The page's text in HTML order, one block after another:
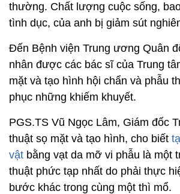
thường. Chất lượng cuộc sống,
tình dục, của anh bị giảm sút
Đến Bệnh viện Trung ương Quân
nhân được các bác sĩ của Trung
mặt và tạo hình hội chẩn và phẫu
phục những khiếm khuyết.
PGS.TS Vũ Ngọc Lâm, Giám đốc
thuật sọ mặt và tạo hình, cho biết
vật bằng vạt da mỡ vi phẫu là một
thuật phức tạp nhất do phải thực
bước khác trong cùng một thì mổ.